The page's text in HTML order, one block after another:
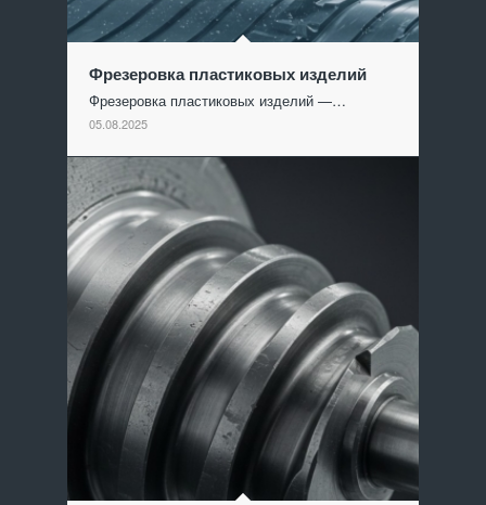
Фрезеровка пластиковых изделий
Фрезеровка пластиковых изделий —…
05.08.2025